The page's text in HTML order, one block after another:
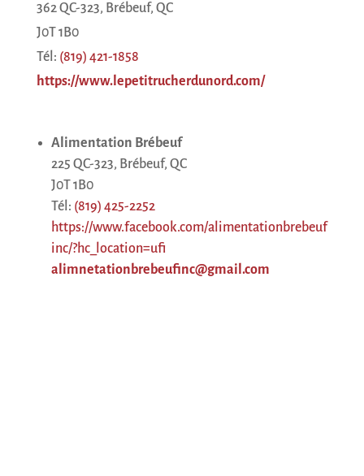
362 QC-323, Brébeuf, QC
J0T 1B0
Tél: (819) 421-1858
https://www.lepetitrucherdunord.com/
Alimentation Brébeuf
225 QC-323, Brébeuf, QC
J0T 1B0
Tél: (819) 425-2252
https://www.facebook.com/alimentationbrebeuf
inc/?hc_location=ufi
alimnetationbrebeufinc@gmail.com